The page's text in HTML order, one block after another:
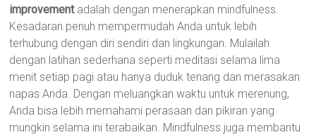
improvementadalah dengan menerapkan mindfulness.
Kesadaran penuh mempermudah Anda untuk lebih
terhubung dengan diri sendiri dan lingkungan. Mulailah
dengan latihan sederhana seperti meditasi selama lima
menit setiap pagi atau hanya duduk tenang dan merasakan
napas Anda. Dengan meluangkan waktu untuk merenung,
Anda bisa lebih memahami perasaan dan pikiran yang
mungkin selama ini terabaikan. Mindfulness juga membantu